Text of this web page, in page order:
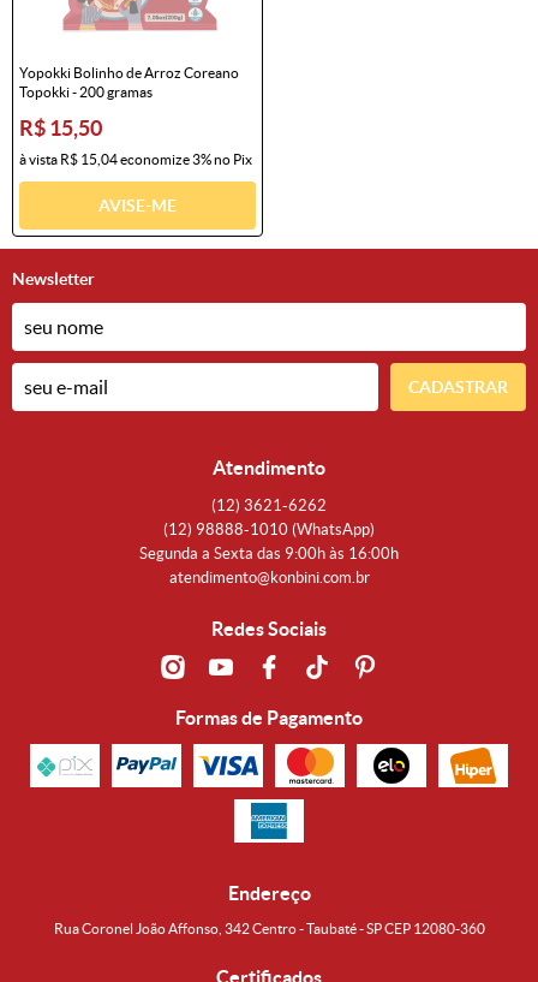
Yopokki Bolinho de Arroz Coreano
Topokki - 200 gramas
R$ 15,50
à vista R$ 15,04economize3%no Pix
AVISE-ME
Newsletter
CADASTRAR
Atendimento
(12) 3621-6262
(12) 98888-1010 (WhatsApp)
Segunda a Sexta das 9:00h às 16:00h
atendimento@konbini.com.br
Redes Sociais
Formas de Pagamento
Endereço
Rua Coronel João Affonso, 342 Centro - Taubaté - SP CEP 12080-360
Certificados